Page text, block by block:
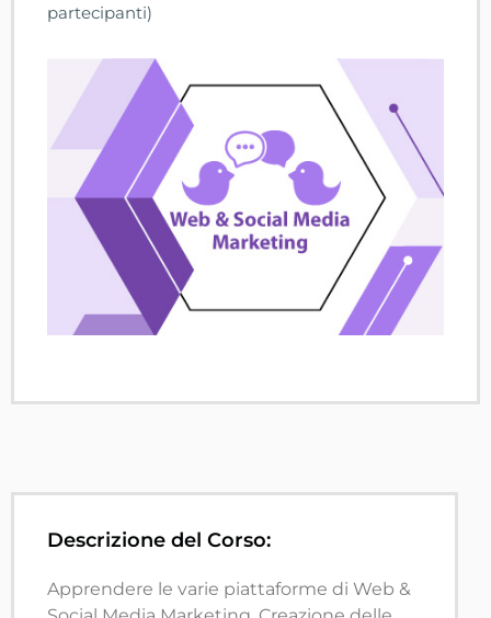
partecipanti)
Descrizione del Corso:
Apprendere le varie piattaforme di Web &